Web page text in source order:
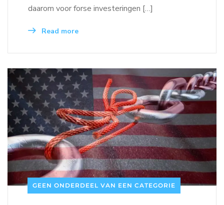
daarom voor forse investeringen […]
Read more
GEEN ONDERDEEL VAN EEN CATEGORIE